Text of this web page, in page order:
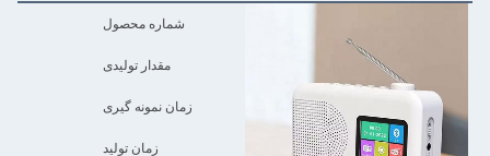
شماره محصول
مقدار تولیدی
زمان نمونه گیری
زمان تولید